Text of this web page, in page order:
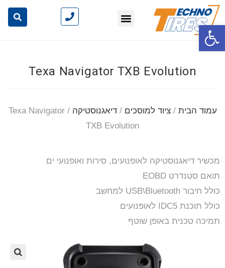
פתח סרגל נגישות
Texa Navigator TXB Evolution
עמוד הבית /ציוד למוסכים /דיאגנוסטיקה
/ Texa Navigator
TXB Evolution
מכשיר דיאגנוסטיקה לאופנועים, סירות ואופנועי ים
תואם סטנדרט EOBD
כולל חיבור USB\Bluetooth למחשב
כולל תוכנת IDC5 לאופנועים
תמיכה טכנית באופן שוטף